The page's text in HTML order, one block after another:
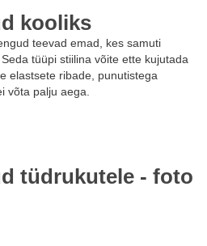
kooliks
teevad emad, kes samuti
tüüpi stiilina võite ette kujutada
elastsete ribade, punutistega
võta palju aega.
tüdrukutele - foto